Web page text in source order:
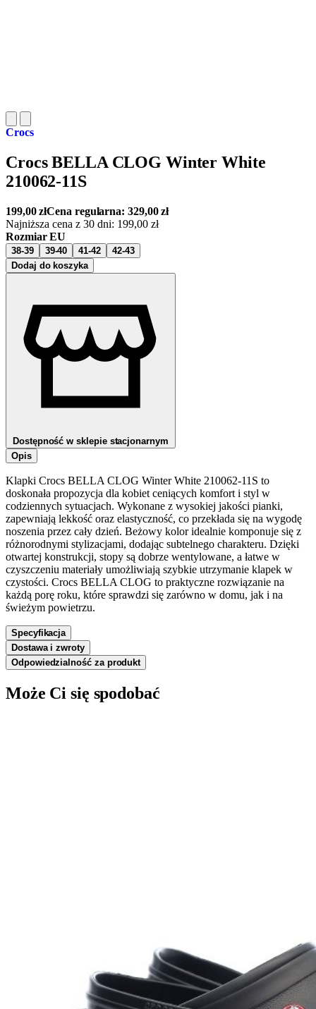
Crocs
Crocs BELLA CLOG Winter White
210062-11S
199,00złCena regularna:329,00zł
Najniższa cena z 30 dni: 199,00 zł
Rozmiar EU
38-39 39-40 41-42
42-43
Dodaj do koszyka
Dostępność w sklepie stacjonarnym
Opis
Klapki Crocs BELLA CLOG Winter White 210062-11S to
doskonała propozycja dla kobiet ceniących komfort i styl w
codziennych sytuacjach. Wykonane z wysokiej jakości pianki,
zapewniają lekkość oraz elastyczność, co przekłada się na wygodę
noszenia przez cały dzień. Beżowy kolor idealnie komponuje się z
różnorodnymi stylizacjami, dodając subtelnego charakteru. Dzięki
otwartej konstrukcji, stopy są dobrze wentylowane, a łatwe w
czyszczeniu materiały umożliwiają szybkie utrzymanie klapek w
czystości. Crocs BELLA CLOG to praktyczne rozwiązanie na
każdą porę roku, które sprawdzi się zarówno w domu, jak i na
świeżym powietrzu.
Specyfikacja
Dostawa i zwroty
Odpowiedzialność za produkt
Może Ci się spodobać